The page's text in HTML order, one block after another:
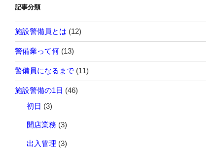
記事分類
施設警備員とは (12)
警備業って何 (13)
警備員になるまで (11)
施設警備の1日 (46)
初日 (3)
開店業務 (3)
出入管理 (3)